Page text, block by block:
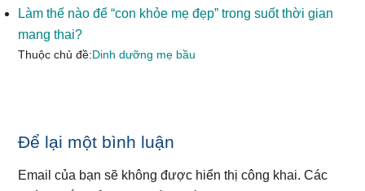
Làm thế nào để “con khỏe mẹ đẹp” trong suốt thời gian
mang thai?
Thuộc chủ đề:Dinh dưỡng mẹ bầu
Reader
Interactions
Để lại một bình luận
Email của bạn sẽ không được hiển thị công khai. Các